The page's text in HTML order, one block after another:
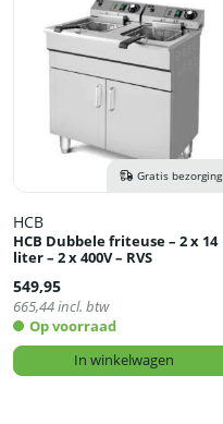
Gratis bezorging
HCB
HCB Dubbele friteuse – 2 x 14
liter – 2 x 400V – RVS
549,95
665,44incl. btw
Op voorraad
In winkelwagen